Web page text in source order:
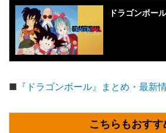
ドラゴンボール
■ 『ドラゴンボール』まとめ・最新